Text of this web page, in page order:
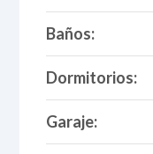
Baños:
Dormitorios:
Garaje: